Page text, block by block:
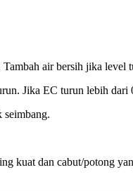
Tambah air bersih jika level
Jika EC turun lebih dari
seimbang.
kuat dan cabut/potong